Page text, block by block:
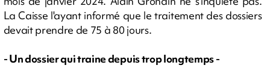
La Caisse l'ayant informé que le traitement des dossiers
devait prendre de 75 à 80 jours.
- Un dossier qui traine depuis trop longtemps -